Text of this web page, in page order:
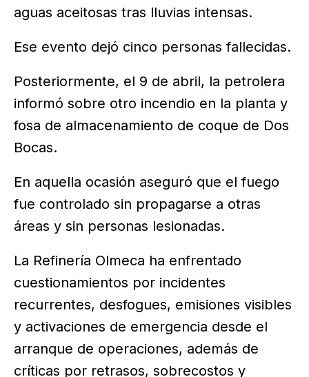
aguas aceitosas tras lluvias intensas.
Ese evento dejó cinco personas fallecidas.
Posteriormente, el 9 de abril, la petrolera
informó sobre otro incendio en la planta y
fosa de almacenamiento de coque de Dos
Bocas.
En aquella ocasión aseguró que el fuego
fue controlado sin propagarse a otras
áreas y sin personas lesionadas.
La Refinería Olmeca ha enfrentado
cuestionamientos por incidentes
recurrentes, desfogues, emisiones visibles
y activaciones de emergencia desde el
arranque de operaciones, además de
críticas por retrasos, sobrecostos y